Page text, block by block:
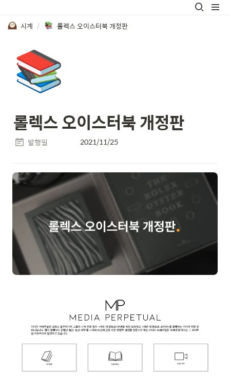
시계 / 롤렉스 오이스터북 개정판
📚
롤렉스 오이스터북 개정판
발행일 2021/11/25